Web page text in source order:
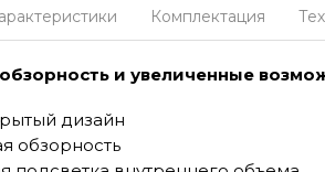
Комплектация
и увеличенные
дизайн
обзорность